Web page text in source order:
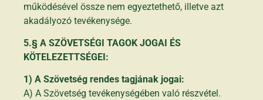
működésével össze nem egyeztethető, illetve azt
akadályozó tevékenysége.
5.§ A SZÖVETSÉGI TAGOK JOGAI ÉS
KÖTELEZETTSÉGEI:
1) A Szövetség rendes tagjának jogai:
A) A Szövetség tevékenységében való részvétel.